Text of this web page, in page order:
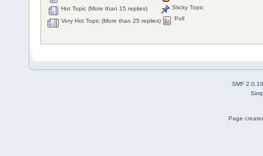
Hot Topic (More than 15 replies)
Very Hot Topic (More than 25 replies)
Sticky Topic
Poll
SMF 2.0.19
Page